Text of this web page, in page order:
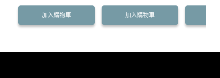
加入購物車 加入購物車